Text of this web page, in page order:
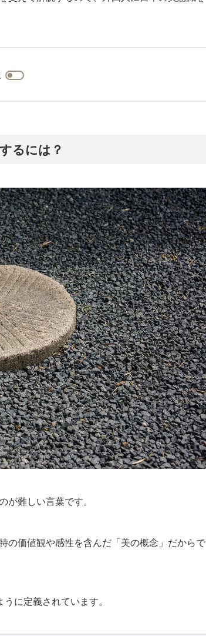
るには？
が難しい言葉です。
の価値観や感性を含んだ「美の概念」だからで
に定義されています。